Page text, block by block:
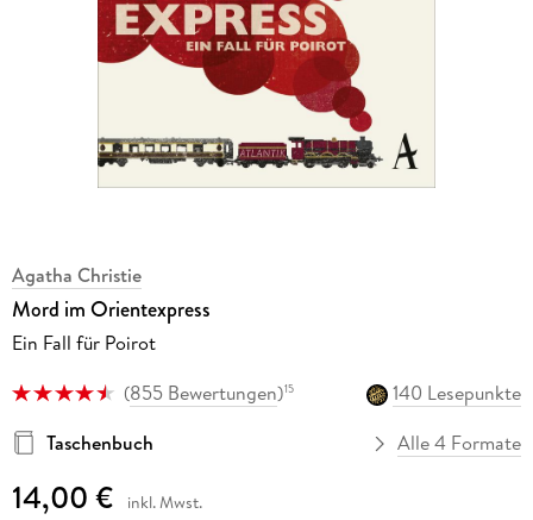
Agatha Christie
Mord im Orientexpress
Ein Fall für Poirot
(855 Bewertungen)15
140 Lesepunkte
Taschenbuch
Alle 4 Formate
14,00 € inkl. Mwst.